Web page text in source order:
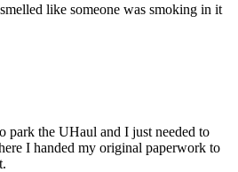
like someone was smoking in it
park the UHaul and I just needed to
I handed my original paperwork to